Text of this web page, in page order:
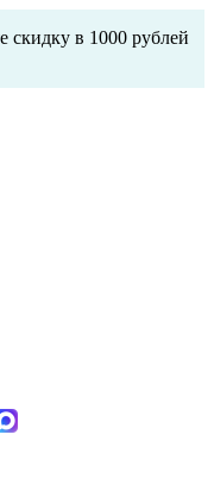
скидку в 1000 рублей